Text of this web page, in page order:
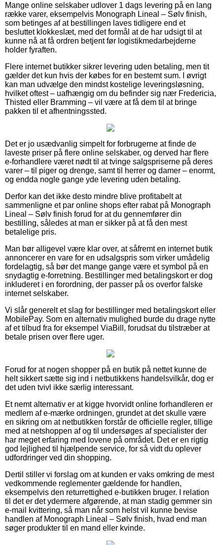
Mange online selskaber udlover 1 dags levering på en lang
række varer, eksempelvis Monograph Lineal – Sølv finish,
som betinges af at bestillingen laves tidligere end et
besluttet klokkeslæt, med det formål at de har udsigt til at
kunne nå at få ordren betjent før logistikmedarbejderne
holder fyraften.
Flere internet butikker sikrer levering uden betaling, men tit
gælder det kun hvis der købes for en bestemt sum. I øvrigt
kan man udvælge den mindst kostelige leveringsløsning,
hvilket oftest – uafhængig om du befinder sig nær Fredericia,
Thisted eller Bramming – vil være at få dem til at bringe
pakken til et afhentningssted.
Det er jo usædvanlig simpelt for forbrugerne at finde de
laveste priser på flere online selskaber, og derved har flere
e-forhandlere været nødt til at tvinge salgspriserne på deres
varer – til piger og drenge, samt til herrer og damer – enormt,
og endda nogle gange yde levering uden betaling.
Derfor kan det ikke desto mindre blive profitabelt at
sammenligne et par online shops efter rabat på Monograph
Lineal – Sølv finish forud for at du gennemfører din
bestilling, således at man er sikker på at få den mest
betalelige pris.
Man bør alligevel være klar over, at såfremt en internet butik
annoncerer en vare for en udsalgspris som virker umådelig
fordelagtig, så bør det mange gange være et symbol på en
snydagtig e-forretning. Bestillinger med betalingskort er dog
inkluderet i en forordning, der passer på os overfor falske
internet selskaber.
Vi slår generelt et slag for bestillinger med betalingskort eller
MobilePay. Som en alternativ mulighed burde du drage nytte
af et tilbud fra for eksempel ViaBill, forudsat du tilstræber at
betale prisen over flere uger.
Forud for at nogen shopper på en butik på nettet kunne de
helt sikkert sætte sig ind i netbutikkens handelsvilkår, dog er
det uden tvivl ikke særlig interessant.
Et nemt alternativ er at kigge hvorvidt online forhandleren er
medlem af e-mærke ordningen, grundet at det skulle være
en sikring om at netbutikken forstår de officielle regler, tillige
med at netshoppen af og til undersøges af specialister der
har meget erfaring med lovene på området. Det er en rigtig
god lejlighed til hjælpende service, for så vidt du oplever
udfordringer ved din shopping.
Dertil stiller vi forslag om at kunden er vaks omkring de mest
vedkommende reglementer gældende for handlen,
eksempelvis den returrettighed e-butikken bruger. I relation
til det er det ydermere afgørende, at man stadig gemmer sin
e-mail kvittering, så man når som helst vil kunne bevise
handlen af Monograph Lineal – Sølv finish, hvad end man
søger produkter til en mand eller kvinde.